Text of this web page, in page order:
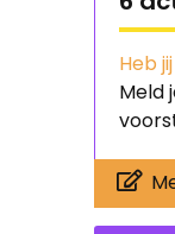
Heb
Meld